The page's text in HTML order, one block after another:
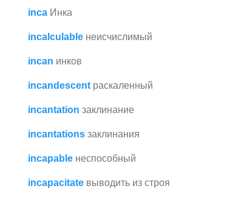
inca Инка
incalculable неисчислимый
incan инков
incandescent раскаленный
incantation заклинание
incantations заклинания
incapable неспособный
incapacitate выводить из строя